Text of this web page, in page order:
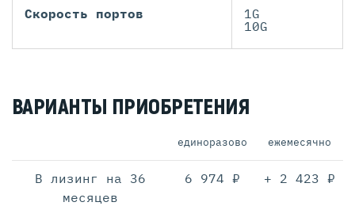
Скорость портов
1G
10G
ВАРИАНТЫ ПРИОБРЕТЕНИЯ
единоразово ежемесячно
В лизинг на 36
месяцев
6 974 ₽ + 2 423 ₽